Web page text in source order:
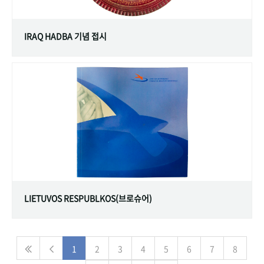
IRAQ HADBA 기념 접시
LIETUVOS RESPUBLKOS(브로슈어)
1 2 3 4 5 6 7 8